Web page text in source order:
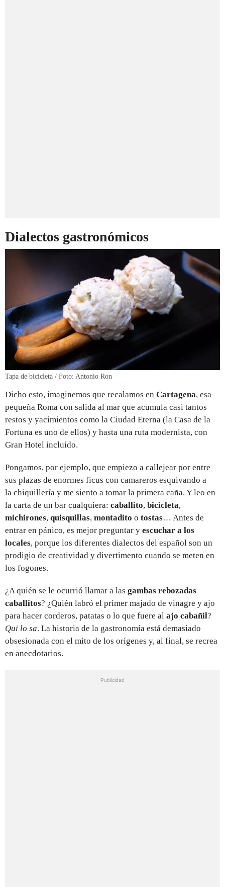
Dialectos gastronómicos
Tapa de bicicleta / Foto: Antonio Ron
Dicho esto, imaginemos que recalamos en Cartagena, esa
pequeña Roma con salida al mar que acumula casi tantos
restos y yacimientos como la Ciudad Eterna (la Casa de la
Fortuna es uno de ellos) y hasta una ruta modernista, con
Gran Hotel incluido.
Pongamos, por ejemplo, que empiezo a callejear por entre
sus plazas de enormes ficus con camareros esquivando a
la chiquillería y me siento a tomar la primera caña. Y leo en
la carta de un bar cualquiera: caballito, bicicleta,
michirones, quisquillas, montadito o tostas… Antes de
entrar en pánico, es mejor preguntar y escuchar a los
locales, porque los diferentes dialectos del español son un
prodigio de creatividad y divertimento cuando se meten en
los fogones.
¿A quién se le ocurrió llamar a las gambas rebozadas
caballitos? ¿Quién labró el primer majado de vinagre y ajo
para hacer corderos, patatas o lo que fuere al ajo cabañil?
Qui lo sa. La historia de la gastronomía está demasiado
obsesionada con el mito de los orígenes y, al final, se recrea
en anecdotarios.